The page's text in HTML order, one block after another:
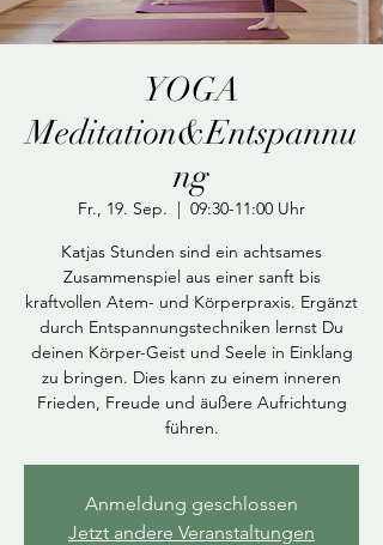
YOGA
Meditation&Entspannu
ng
Fr., 19. Sep.
  |
09:30-11:00 Uhr
Katjas Stunden sind ein achtsames
Zusammenspiel aus einer sanft bis
kraftvollen Atem- und Körperpraxis. Ergänzt
durch Entspannungstechniken lernst Du
deinen Körper-Geist und Seele in Einklang
zu bringen. Dies kann zu einem inneren
Frieden, Freude und äußere Aufrichtung
führen.
Anmeldung geschlossen
Jetzt andere Veranstaltungen